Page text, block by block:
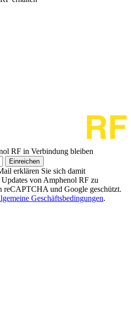
RF in Verbindung bleiben
Einreichen
erklären Sie sich damit
von Amphenol RF zu
reCAPTCHA und Google geschützt.
Geschäftsbedingungen.